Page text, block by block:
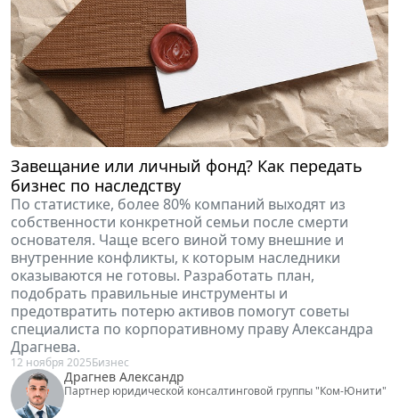
Завещание или личный фонд? Как передать
бизнес по наследству
По статистике, более 80% компаний выходят из
собственности конкретной семьи после смерти
основателя. Чаще всего виной тому внешние и
внутренние конфликты, к которым наследники
оказываются не готовы. Разработать план,
подобрать правильные инструменты и
предотвратить потерю активов помогут советы
специалиста по корпоративному праву Александра
Драгнева.
12 ноября 2025
Драгнев Александр
Партнер юридической консалтинговой группы "Ком-Юнити"